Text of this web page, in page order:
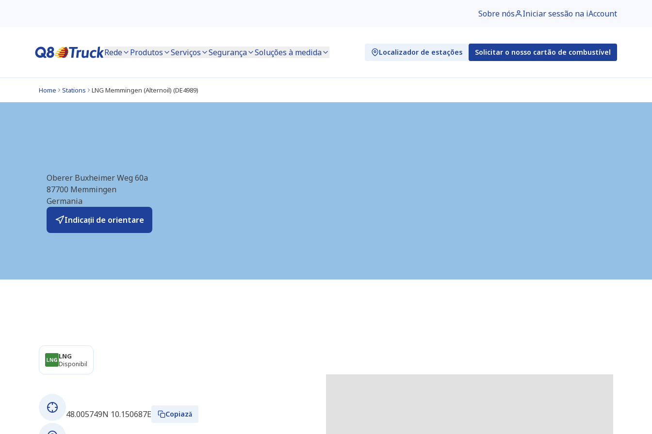
Sobre nós Iniciar sessão na iAccount
Rede Produtos Serviços Segurança Soluções à medida Localizador de estações Solicitar o nosso cartão de combustível
Home Stations LNG Memmingen (Alternoil) (DE4989)
Oberer Buxheimer Weg 60a
87700 Memmingen
Germania
Indicații de orientare
LNG
Disponibil
48.005749N 10.150687E
Copiază